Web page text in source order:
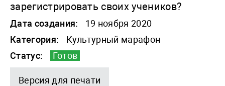
зарегистрировать своих учеников?
Дата создания:
19 ноября 2020
Категория:
Культурный марафон
Статус:
Готов
Версия для печати